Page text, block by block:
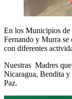
En los Municipios
Fernando y Murra se
con diferentes
Nuestras Madres
Nicaragua, Bendita
Paz.